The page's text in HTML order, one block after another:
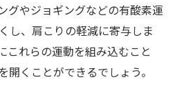
グやジョギングなどの有酸素運
し、肩こりの軽減に寄与しま
これらの運動を組み込むこと
開くことができるでしょう。